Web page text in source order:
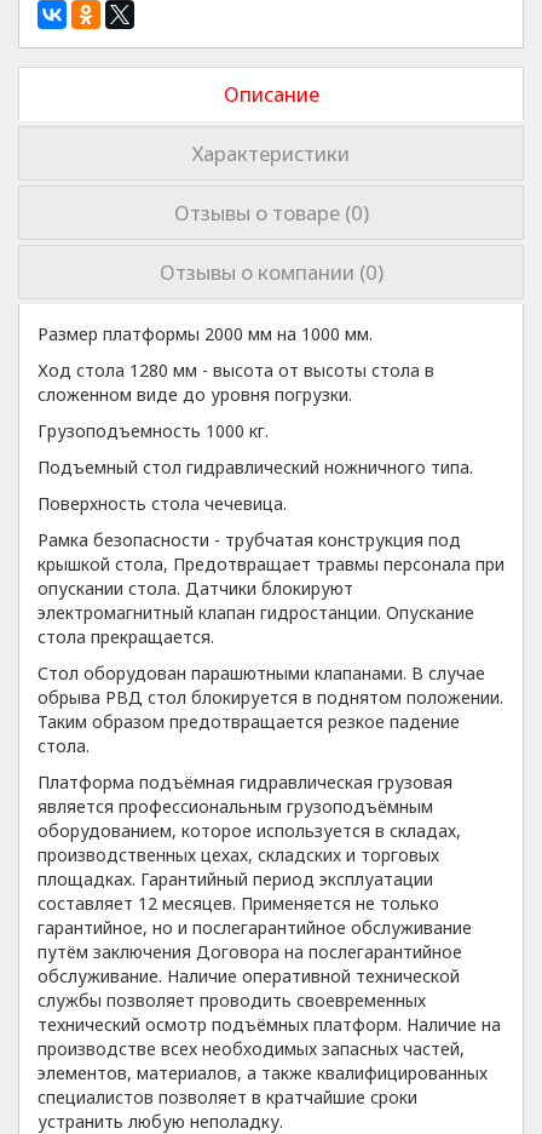
Описание
Характеристики
Отзывы о товаре (0)
Отзывы о компании (0)
Размер платформы 2000 мм на 1000 мм.
Ход стола 1280 мм - высота от высоты стола в
сложенном виде до уровня погрузки.
Грузоподъемность 1000 кг.
Подъемный стол гидравлический ножничного типа.
Поверхность стола чечевица.
Рамка безопасности - трубчатая конструкция под
крышкой стола, Предотвращает травмы персонала при
опускании стола. Датчики блокируют
электромагнитный клапан гидростанции. Опускание
стола прекращается.
Стол оборудован парашютными клапанами. В случае
обрыва РВД стол блокируется в поднятом положении.
Таким образом предотвращается резкое падение
стола.
Платформа подъёмная гидравлическая грузовая
является профессиональным грузоподъёмным
оборудованием, которое используется в складах,
производственных цехах, складских и торговых
площадках. Гарантийный период эксплуатации
составляет 12 месяцев. Применяется не только
гарантийное, но и послегарантийное обслуживание
путём заключения Договора на послегарантийное
обслуживание. Наличие оперативной технической
службы позволяет проводить своевременных
технический осмотр подъёмных платформ. Наличие на
производстве всех необходимых запасных частей,
элементов, материалов, а также квалифицированных
специалистов позволяет в кратчайшие сроки
устранить любую неполадку.